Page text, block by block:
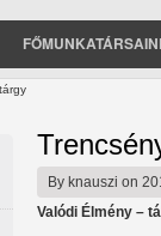
By knauszi on
Valódi Élmény –